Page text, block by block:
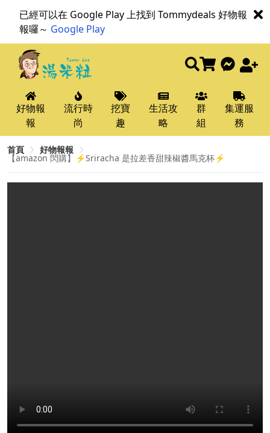
已經可以在 Google Play 上找到 Tommydeals 好物報
報囉～ Google Play
好物報
報
流行時
尚
挖寶
趣
生活攻
略
群
組
集運服
務
首頁 好物報報
【amazon 閃購】⚡Sriracha 是拉差香甜辣椒醬馬克杯⚡